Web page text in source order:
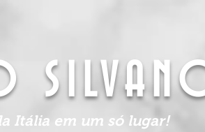
Itália em um só lugar!